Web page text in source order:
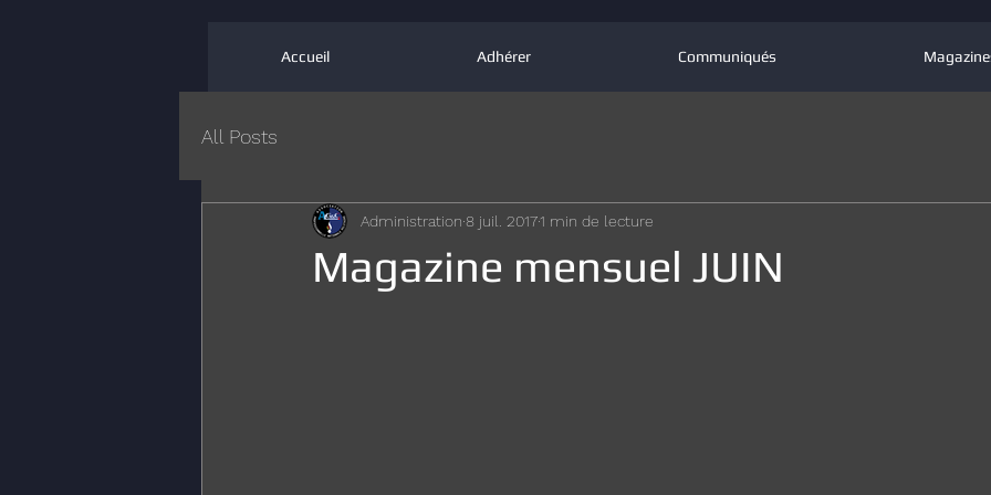
Accueil Adhérer Communiqués
All Posts
Magazine mensuel JUIN
Administration 8 juil. 20171 min de lecture